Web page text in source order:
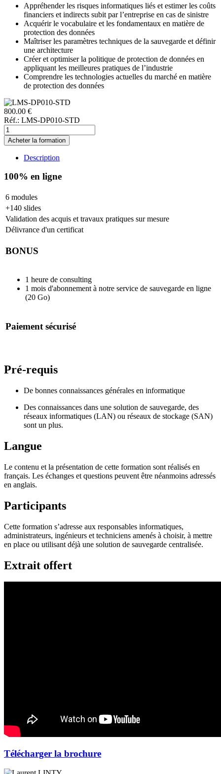
Appréhender les risques informatiques liés et estimer les coûts
financiers et indirects subit par l’entreprise en cas de sinistre
Acquérir le vocabulaire et les fondamentaux en matière de
protection des données
Maîtriser les paramètres techniques de la sauvegarde et définir
une architecture
Créer et optimiser la politique de protection de données en
appliquant les meilleures pratiques de l’industrie
Comprendre les technologies actuelles du marché en matière
de protection des données
800.00 €
Réf.: LMS-DP010-STD
Description
100% en ligne
6 modules
+140 slides
Validation des acquis et travaux pratiques sur mesure
Délivrance d'un certificat
BONUS
1 heure de consulting
1 mois d'abonnement à notre service de sauvegarde en ligne
(20 Go)
Paiement sécurisé
Pré-requis
De bonnes connaissances générales en informatique
Des connaissances dans une solution de sauvegarde, des
réseaux informatiques (LAN) ou réseaux de stockage (SAN)
sont un plus.
Langue
Le contenu et la présentation de cette formation sont réalisés en
français. Les échanges et questions peuvent être néanmoins adressés
en anglais.
Participants
Cette formation s’adresse aux responsables informatiques,
administrateurs, ingénieurs et techniciens amenés à choisir, à mettre
en place ou utilisant déjà une solution de sauvegarde centralisée.
Extrait offert
Télécharger la brochure